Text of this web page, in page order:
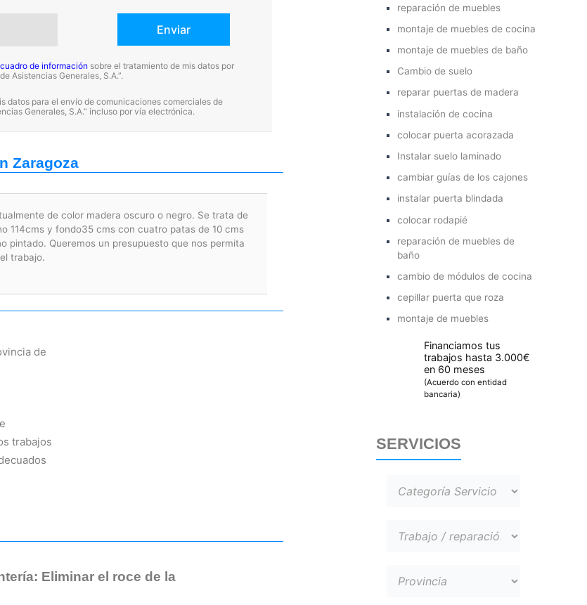
cuadro de información sobre el tratamiento de mis datos por
Asistencias Generales, S.A.”.
datos para el envío de comunicaciones comerciales de
Generales, S.A.” incluso por vía electrónica.
Zaragoza
de color madera oscuro o negro. Se trata de
114cms y fondo35 cms con cuatro patas de 10 cms
pintado. Queremos un presupuesto que nos permita
trabajo.
de
trabajos
Eliminar el roce de la
reparación de muebles
montaje de muebles de cocina
montaje de muebles de baño
Cambio de suelo
reparar puertas de madera
instalación de cocina
colocar puerta acorazada
Instalar suelo laminado
cambiar guías de los cajones
instalar puerta blindada
colocar rodapié
reparación de muebles de
baño
cambio de módulos de cocina
cepillar puerta que roza
montaje de muebles
Financiamos tus
trabajos hasta 3.000€
en 60 meses
(Acuerdo con entidad
bancaria)
SERVICIOS